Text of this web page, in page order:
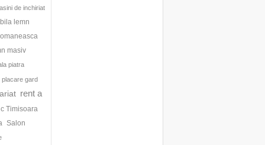
de inchiriat
lemn
masiv
piatra
placare gard
rent a
Timisoara
Salon